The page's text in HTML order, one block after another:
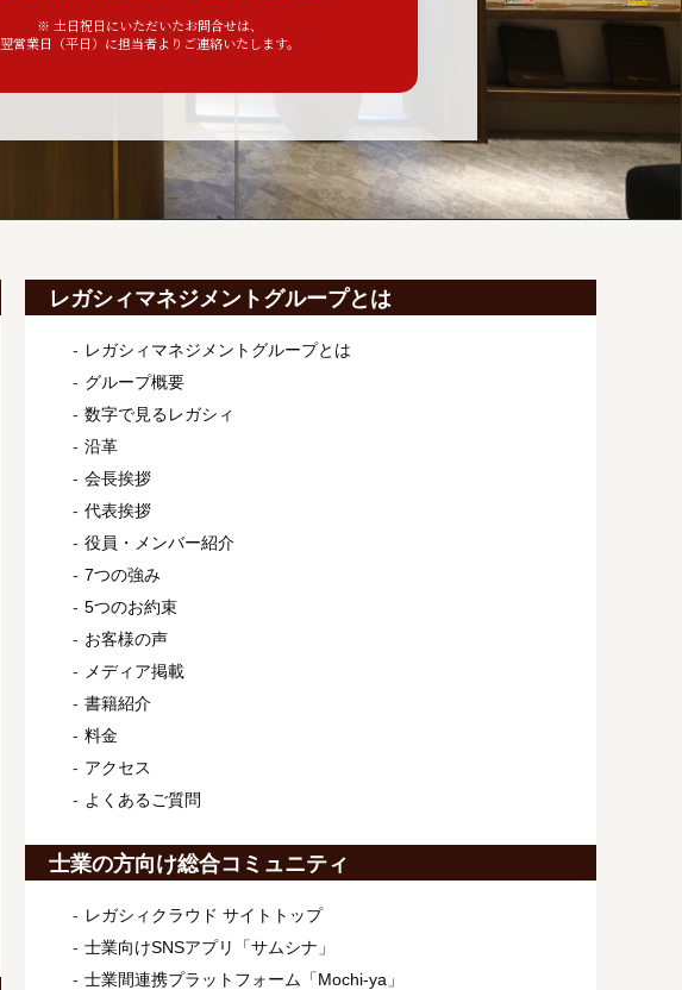
※ 土日祝日にいただいたお問合せは、
翌営業日（平日）に担当者よりご連絡いたします。
レガシィマネジメントグループとは
レガシィマネジメントグループとは
グループ概要
数字で見るレガシィ
沿革
会長挨拶
代表挨拶
役員・メンバー紹介
7つの強み
5つのお約束
お客様の声
メディア掲載
書籍紹介
料金
アクセス
よくあるご質問
士業の方向け総合コミュニティ
レガシィクラウド サイトトップ
士業向けSNSアプリ「サムシナ」
士業間連携プラットフォーム「Mochi-ya」